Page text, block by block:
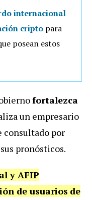
internacional
cripto para
posean estos
fortalezca
un empresario
consultado por
pronósticos.
y AFIP
de usuarios de